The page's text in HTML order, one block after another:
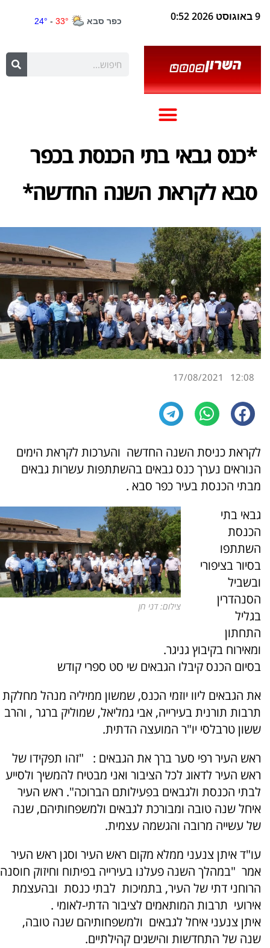
9 באוגוסט 2026 0:52
*כנס גבאי בתי הכנסת בכפר
סבא לקראת השנה החדשה*
12:08
17/08/2021
לקראת כניסת השנה החדשה והערכות לקראת הימים
הנוראים נערך כנס גבאים בהשתתפות עשרות גבאים
מבתי הכנסת בעיר כפר סבא .
צילום: דני חן
גבאי בתי
הכנסת
השתתפו
בסיור בציפורי
ובשביל
הסנהדרין
בגליל
התחתון
ומאירוח בקיבוץ גניגר.
בסיום הכנס קיבלו הגבאים שי סט ספרי קודש
את הגבאים ליוו יוזמי הכנס, שמשון ממיליה מנהל מחלקת
תרבות תורנית בעירייה, אבי גמליאל, שמוליק ברגר , והרב
ששון טרבלסי יו"ר המועצה הדתית.
ראש העיר רפי סער ברך את הגבאים : "זהו תפקידו של
ראש העיר לדאוג לכל הציבור ואני מבטיח להמשיך ולסייע
לבתי הכנסת ולגבאים בפעילותם הברוכה". ראש העיר
איחל שנה טובה ומבורכת לגבאים ולמשפחותיהם, שנה
של עשייה מרובה והגשמה עצמית.
עו"ד איתן צנעני ממלא מקום ראש העיר וסגן ראש העיר
אמר "במהלך השנה פעלנו בעירייה בפיתוח וחיזוק חוסנה
הרוחני דתי של העיר, בתמיכות לבתי כנסת ובהעצמת
אירועי תרבות המותאמים לציבור הדתי-לאומי .
איתן צנעני איחל לגבאים ולמשפחותיהם שנה טובה,
שנה של התחדשות והישגים קהילתיים.